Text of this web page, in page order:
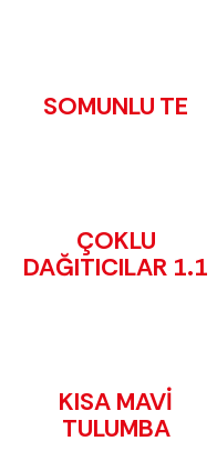
SOMUNLU TE
ÇOKLU
DAĞITICILAR 1.1
KISA MAVİ
TULUMBA